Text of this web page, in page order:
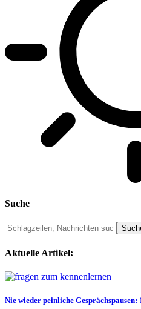
Suche
Aktuelle Artikel:
Nie wieder peinliche